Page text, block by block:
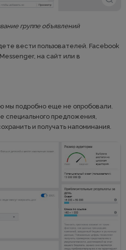
группе объявлений
вести пользователей. Facebook
на сайт или в
мы подробно еще не опробовали.
специального предложения,
и получать напоминания.